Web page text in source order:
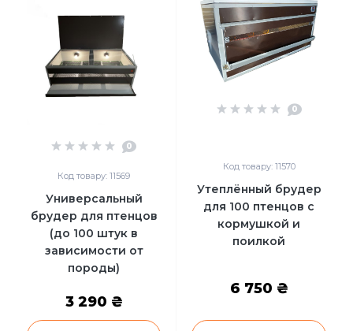
0
Код товару: 11569
Универсальный
брудер для птенцов
(до 100 штук в
зависимости от
породы)
3 290 ₴
0
Код товару: 11570
Утеплённый брудер
для 100 птенцов с
кормушкой и
поилкой
6 750 ₴